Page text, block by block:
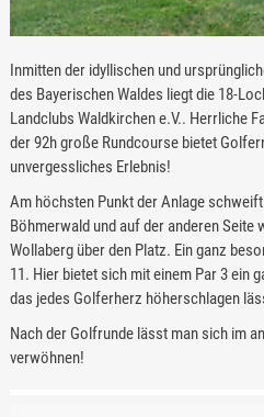
Inmitten der idyllischen und
des Bayerischen Waldes liegt die 18-
Landclubs Waldkirchen e.V.. Herrliche
der 92h große Rundcourse bietet
unvergessliches Erlebnis!
Am höchsten Punkt der Anlage
Böhmerwald und auf der anderen
Wollaberg über den Platz. Ein ganz
11. Hier bietet sich mit einem Par 3 ein
das jedes Golferherz höherschlagen
Nach der Golfrunde lässt man sich im
verwöhnen!